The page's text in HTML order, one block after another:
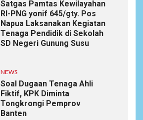
Satgas Pamtas Kewilayahan
RI-PNG yonif 645/gty. Pos
Napua Laksanakan Kegiatan
Tenaga Pendidik di Sekolah
SD Negeri Gunung Susu
NEWS
Soal Dugaan Tenaga Ahli
Fiktif, KPK Diminta
Tongkrongi Pemprov
Banten